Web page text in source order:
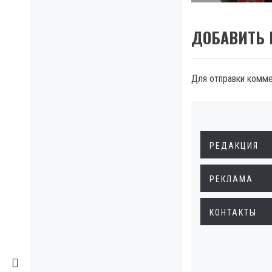
ДОБАВИТЬ
Для отправки
РЕДАКЦИЯ
РЕКЛАМА
КОНТАКТЫ